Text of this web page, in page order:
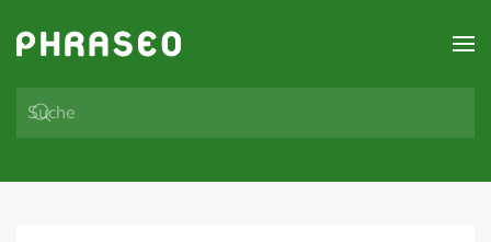
Zum Hauptinhalt springen